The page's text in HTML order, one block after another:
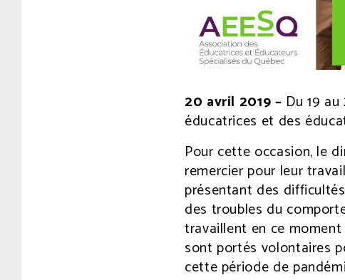
20 avril 2019 – Du 19
éducatrices et des
Pour cette occasion, le
remercier pour leur
présentant des
des troubles du
travaillent en ce
sont portés volontaires
cette période de